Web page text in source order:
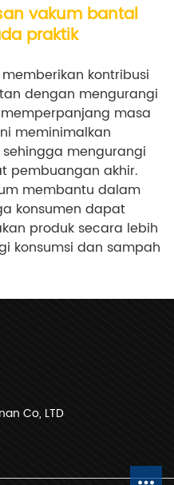
vakum bantal
praktik
kontribusi
dengan mengurangi
masa
meminimalkan
mengurangi
pembuangan akhir.
membantu dalam
konsumen dapat
produk secara lebih
konsumsi dan sampah
Co, LTD